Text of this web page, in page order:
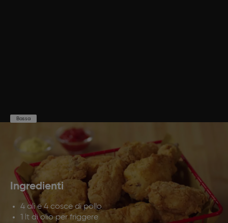
Bassa
Preparazione
15' 20'
Ingredienti
4 ali e 4 cosce di pollo
1 lt di olio per friggere